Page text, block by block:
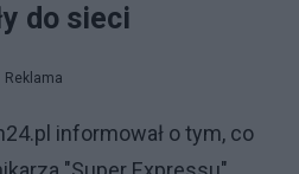
do sieci
Reklama
informował o tym, co